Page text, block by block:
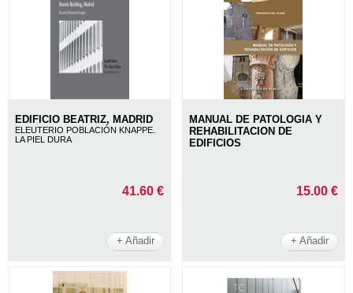
EDIFICIO BEATRIZ, MADRID
ELEUTERIO POBLACIÓN KNAPPE.
LA PIEL DURA
41.60 €
+ Añadir
MANUAL DE PATOLOGIA Y
REHABILITACION DE
EDIFICIOS
15.00 €
+ Añadir